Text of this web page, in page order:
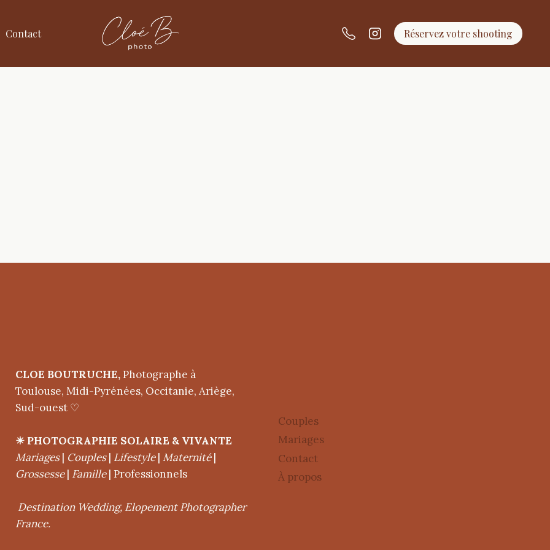
Contact Réservez votre shooting
CLOE BOUTRUCHE,Photographe à
Toulouse, Midi-Pyrénées, Occitanie, Ariège,
Sud-ouest ♡
☀︎ PHOTOGRAPHIE SOLAIRE & VIVANTE
Mariages| Couples| Lifestyle| Maternité|
Grossesse| Famille| Professionnels
Destination Wedding, Elopement Photographer
France.
Couples
Mariages
Contact
À propos